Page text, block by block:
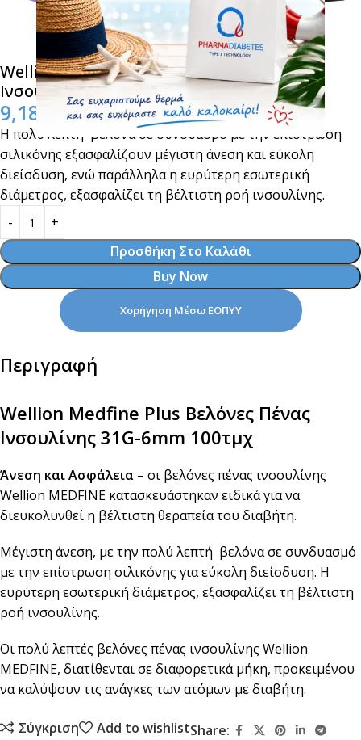
Wellion Medfine Plus Βελόνες Πένας
Ινσουλίνης 31G-6mm 100τμχ
9,18
H πολύ λεπτή βελόνα σε συνδυασμό με την επίστρωση
σιλικόνης εξασφαλίζουν μέγιστη άνεση και εύκολη
διείσδυση, ενώ παράλληλα η ευρύτερη εσωτερική
διάμετρος, εξασφαλίζει τη βέλτιστη ροή ινσουλίνης.
Προσθήκη Στο Καλάθι
Buy Now
Χορήγηση Μέσω ΕΟΠΥΥ
Περιγραφή
Wellion Medfine Plus Βελόνες Πένας
Ινσουλίνης 31G-6mm 100τμχ
Άνεση και Ασφάλεια – οι βελόνες πένας ινσουλίνης
Wellion MEDFINE κατασκευάστηκαν ειδικά για να
διευκολυνθεί η βέλτιστη θεραπεία του διαβήτη.
Μέγιστη άνεση, με την πολύ λεπτή βελόνα σε συνδυασμό
με την επίστρωση σιλικόνης για εύκολη διείσδυση. Η
ευρύτερη εσωτερική διάμετρος, εξασφαλίζει τη βέλτιστη
ροή ινσουλίνης.
Οι πολύ λεπτές βελόνες πένας ινσουλίνης Wellion
MEDFINE, διατίθενται σε διαφορετικά μήκη, προκειμένου
να καλύψουν τις ανάγκες των ατόμων με διαβήτη.
Σύγκριση Add to wishlistShare: